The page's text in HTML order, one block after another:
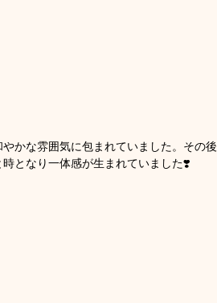
かな雰囲気に包まれていました。その後
となり一体感が生まれていました❣️